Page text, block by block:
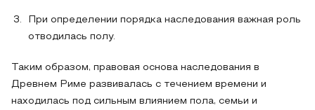
При определении порядка наследования важная роль
отводилась полу.
Таким образом, правовая основа наследования в
Древнем Риме развивалась с течением времени и
находилась под сильным влиянием пола, семьи и